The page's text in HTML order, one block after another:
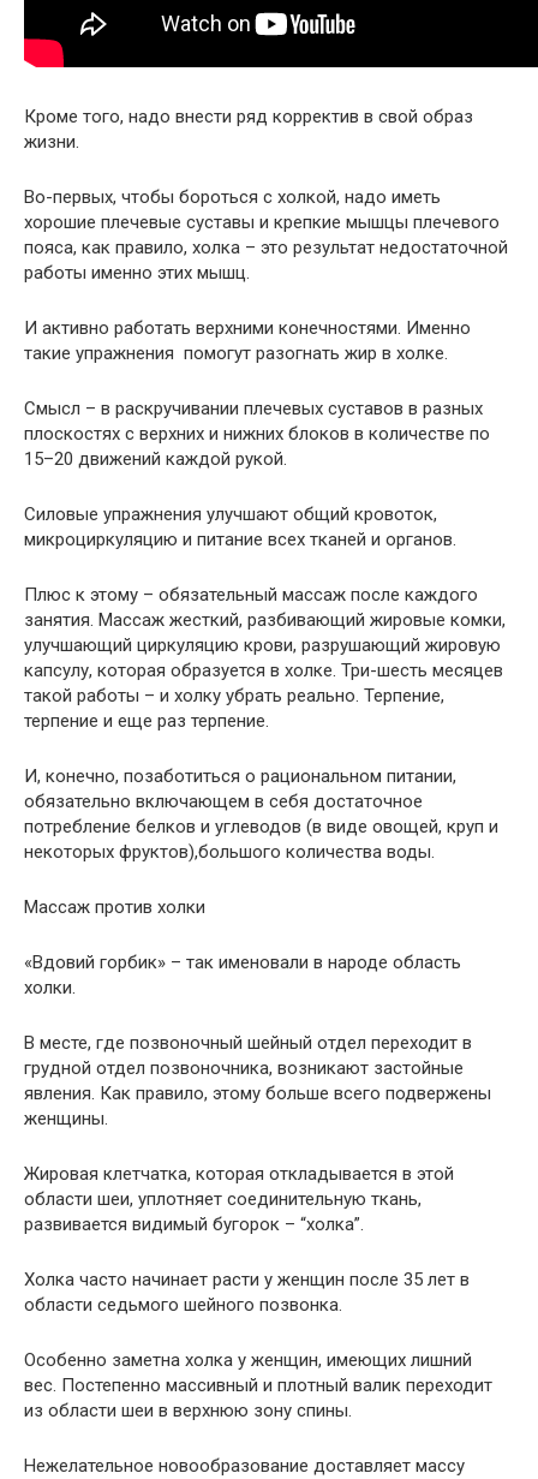
Кроме того, надо внести ряд корректив в свой образ
жизни.
Во-первых, чтобы бороться с холкой, надо иметь
хорошие плечевые суставы и крепкие мышцы плечевого
пояса, как правило, холка – это результат недостаточной
работы именно этих мышц.
И активно работать верхними конечностями. Именно
такие упражнения помогут разогнать жир в холке.
Смысл – в раскручивании плечевых суставов в разных
плоскостях с верхних и нижних блоков в количестве по
15–20 движений каждой рукой.
Силовые упражнения улучшают общий кровоток,
микроциркуляцию и питание всех тканей и органов.
Плюс к этому – обязательный массаж после каждого
занятия. Массаж жесткий, разбивающий жировые комки,
улучшающий циркуляцию крови, разрушающий жировую
капсулу, которая образуется в холке. Три-шесть месяцев
такой работы – и холку убрать реально. Терпение,
терпение и еще раз терпение.
И, конечно, позаботиться о рациональном питании,
обязательно включающем в себя достаточное
потребление белков и углеводов (в виде овощей, круп и
некоторых фруктов),большого количества воды.
Массаж против холки
«Вдовий горбик» – так именовали в народе область
холки.
В месте, где позвоночный шейный отдел переходит в
грудной отдел позвоночника, возникают застойные
явления. Как правило, этому больше всего подвержены
женщины.
Жировая клетчатка, которая откладывается в этой
области шеи, уплотняет соединительную ткань,
развивается видимый бугорок – “холка”.
Холка часто начинает расти у женщин после 35 лет в
области седьмого шейного позвонка.
Особенно заметна холка у женщин, имеющих лишний
вес. Постепенно массивный и плотный валик переходит
из области шеи в верхнюю зону спины.
Нежелательное новообразование доставляет массу